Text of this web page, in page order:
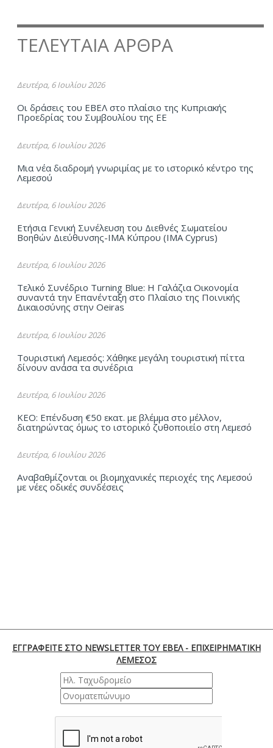
ΤΕΛΕΥΤΑΙΑ ΑΡΘΡΑ
Δευτέρα, 6 Ιουλίου 2026
Οι δράσεις του ΕΒΕΛ στο πλαίσιο της Κυπριακής
Προεδρίας του Συμβουλίου της ΕΕ
Δευτέρα, 6 Ιουλίου 2026
Μια νέα διαδρομή γνωριμίας με το ιστορικό κέντρο της
Λεμεσού
Δευτέρα, 6 Ιουλίου 2026
Ετήσια Γενική Συνέλευση του Διεθνές Σωματείου
Βοηθών Διεύθυνσης-ΙΜΑ Kύπρου (ΙΜΑ Cyprus)
Δευτέρα, 6 Ιουλίου 2026
Τελικό Συνέδριο Turning Blue: Η Γαλάζια Οικονομία
συναντά την Επανένταξη στο Πλαίσιο της Ποινικής
Δικαιοσύνης στην Oeiras
Δευτέρα, 6 Ιουλίου 2026
Τουριστική Λεμεσός: Χάθηκε μεγάλη τουριστική πίττα
δίνουν ανάσα τα συνέδρια
Δευτέρα, 6 Ιουλίου 2026
ΚΕΟ: Επένδυση €50 εκατ. με βλέμμα στο μέλλον,
διατηρώντας όμως το ιστορικό ζυθοποιείο στη Λεμεσό
Δευτέρα, 6 Ιουλίου 2026
Αναβαθμίζονται οι βιομηχανικές περιοχές της Λεμεσού
με νέες οδικές συνδέσεις
ΕΓΓΡΑΦΕΙΤΕ ΣΤΟ NEWSLETTER ΤΟΥ ΕΒΕΛ - ΕΠΙΧΕΙΡΗΜΑΤΙΚΗ
ΛΕΜΕΣΟΣ